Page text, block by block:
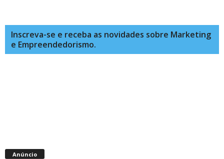
Inscreva-se e receba as novidades sobre Marketing
e Empreendedorismo.
Anúncio